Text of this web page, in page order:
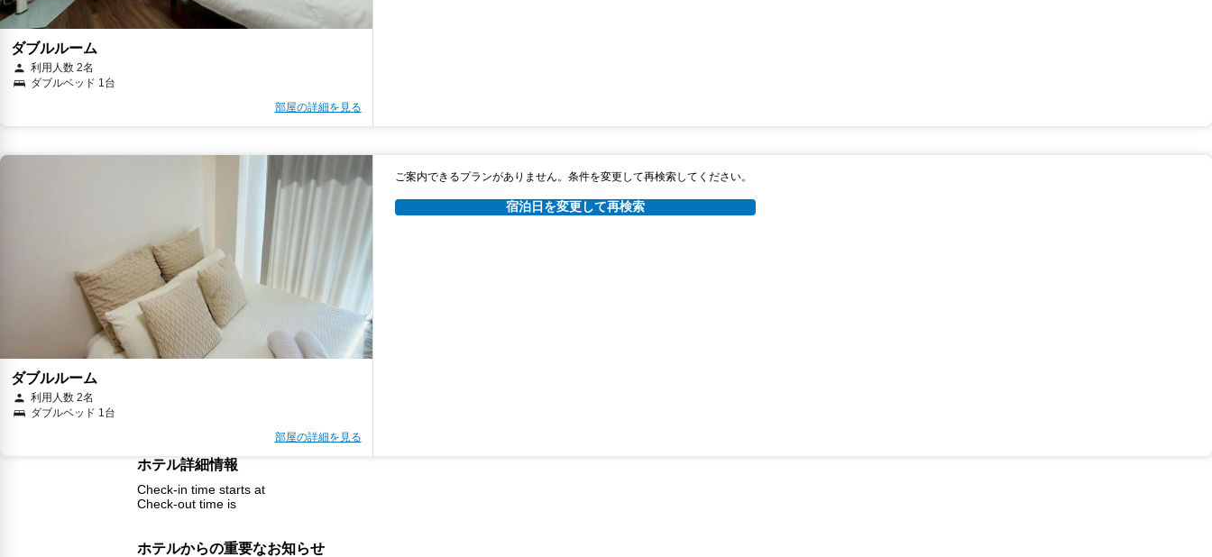
ダブルルーム
利用人数 2名
ダブルベッド 1台
部屋の詳細を見る
ダブルルーム
利用人数 2名
ダブルベッド 1台
部屋の詳細を見る
ご案内できるプランがありません。条件を変更して再検索してください。
宿泊日を変更して再検索
ホテル詳細情報
Check-in time starts at
Check-out time is
ホテルからの重要なお知らせ